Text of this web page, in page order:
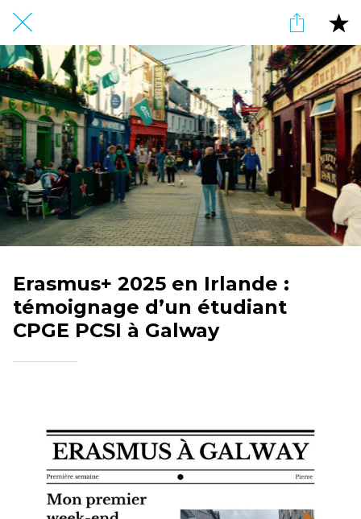
Erasmus+ 2025 en Irlande :
témoignage d’un étudiant
CPGE PCSI à Galway